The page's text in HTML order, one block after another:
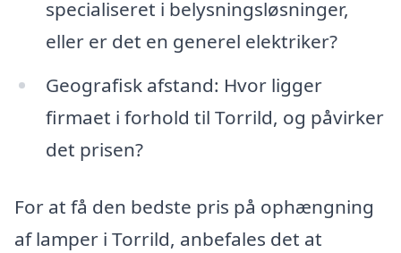
specialiseret i belysningsløsninger,
eller er det en generel elektriker?
Geografisk afstand: Hvor ligger
firmaet i forhold til Torrild, og påvirker
det prisen?
For at få den bedste pris på ophængning
af lamper i Torrild, anbefales det at